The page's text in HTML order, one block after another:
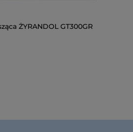
ŻYRANDOL GT300GR